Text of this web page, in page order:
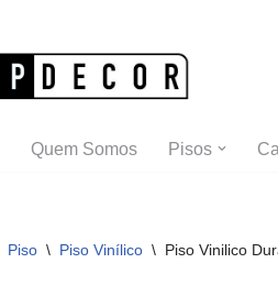
Quem Somos Pisos
Piso \ Piso Vinílico \ Piso Vinilico